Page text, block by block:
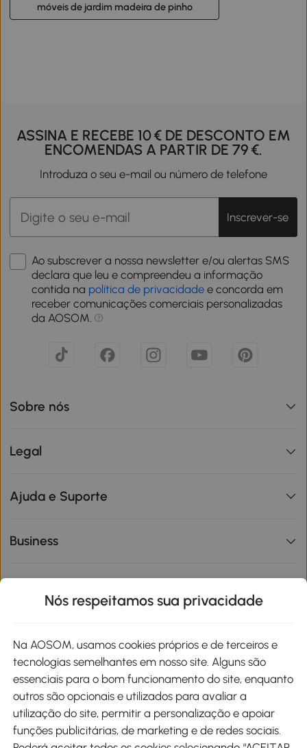
móveis de jardim madeira de pinho
ASSINA E RECEBE 10 € DE DESCONTO EM
ENCOMENDAS A PARTIR DE 79 €.
Introduza o seu e-mail ou número de telefone
Inscrever-se
Ao subscrever a nossa newsletter e/ou alertas SMS
declara que leu e compreendeu a informação
contida na política de privacidade e concorda em
receber comunicações comerciais personalizadas
da AOSOM.
Sobre nós
Legal
Ajuda e Suporte
Business
Métodos de pagamento
Nós respeitamos sua privacidade
Na AOSOM, usamos cookies próprios e de terceiros e
tecnologias semelhantes em nosso site. Alguns são
essenciais para o bom funcionamento do site, enquanto
outros são opcionais e utilizados para avaliar a
utilização do site, permitir a personalização e apoiar
funções publicitárias, de marketing e de redes sociais.